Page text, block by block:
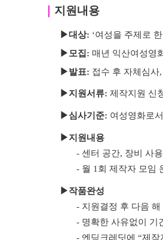
지원내용
▶대상: ‘여성을 주제로
▶ 모집: 매년 익산여성영
▶발표: 접수 후 자체심사
▶지원서류: 제작지원 신
▶심사기준: 여성영화로
▶지원내용
- 센터 공간, 장비 사
- 월 1회 제작자 모임
▶작품완성
- 지원결정 후 다음
- 명확한 사유없이 기
- 엔딩크레딧에 “제